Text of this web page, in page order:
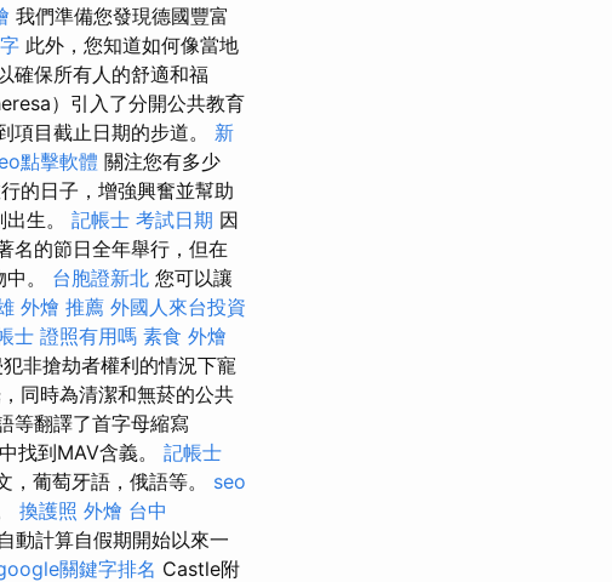
我們準備您發現德國豐富
此外，您知道如何像當地
確保所有人的舒適和福
）引入了分開公共教育
項目截止日期的步道。 新
點擊軟體 關注您有多少
的日子，增強興奮並幫助
生。 記帳士 考試日期 因
名的節日全年舉行，但在
。 台胞證新北 您可以讓
外燴 推薦 外國人來台投資
士 證照有用嗎 素食 外燴
非搶劫者權利的情況下寵
同時為清潔和無菸的公共
等翻譯了首字母縮寫
找到MAV含義。 記帳士
，葡萄牙語，俄語等。 seo
換護照 外燴 台中
動計算自假期開始以來一
關鍵字排名 Castle附